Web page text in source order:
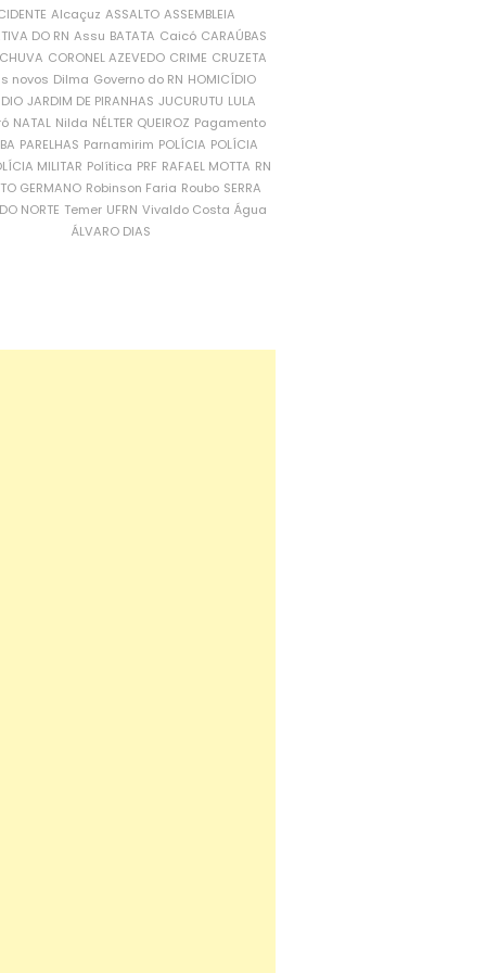
Alcaçuz ASSALTO ASSEMBLEIA
DO RN Assu BATATA Caicó CARAÚBAS
CORONEL AZEVEDO CRIME CRUZETA
novos Dilma Governo do RN HOMICÍDIO
JARDIM DE PIRANHAS JUCURUTU LULA
NATAL Nilda NÉLTER QUEIROZ Pagamento
PARELHAS Parnamirim POLÍCIA POLÍCIA
MILITAR Política PRF RAFAEL MOTTA RN
GERMANO Robinson Faria Roubo SERRA
NORTE Temer UFRN Vivaldo Costa Água
ÁLVARO DIAS